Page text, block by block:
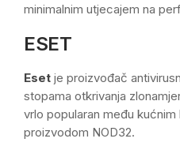
minimalnim utjecajem na
ESET
Eset je proizvođač
stopama otkrivanja
vrlo popularan među
proizvodom NOD32.